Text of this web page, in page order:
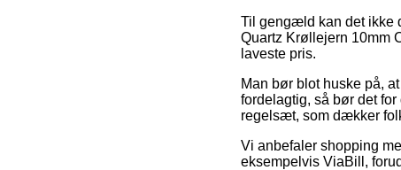
Til gengæld kan det ikke
Quartz Krøllejern 10mm
laveste pris.
Man bør blot huske på,
fordelagtig, så bør det
regelsæt, som dækker
Vi anbefaler shopping
eksempelvis ViaBill,